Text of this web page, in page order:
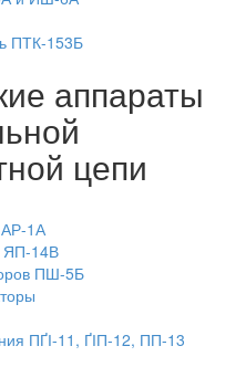
ПТК-153Б
аппараты
цепи
1А
ЯП-14В
ПШ-5Б
ПҐІ-11, ҐІП-12, ПП-13